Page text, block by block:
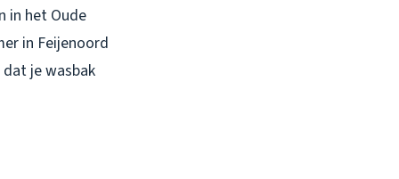
in het Oude
in Feijenoord
je wasbak